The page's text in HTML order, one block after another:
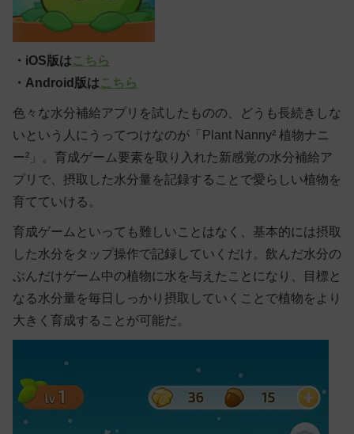
・iOS版はこちら
・Android版はこちら
色々な水分補給アプリを試したものの、どうも長続きしな
いという人にうってつけなのが「Plant Nanny² 植物ナニ
ー²」。育成ゲーム要素を取り入れた新感覚の水分補給ア
プリで、摂取した水分量を記録することで愛らしい植物を
育てていける。
育成ゲームといっても難しいことはなく、基本的には摂取
した水分をタップ操作で記録していくだけ。飲んだ水分の
ぶんだけゲーム中の植物に水を与えたことになり、目標と
なる水分量を毎日しっかり摂取していくことで植物をより
大きく育成することが可能だ。